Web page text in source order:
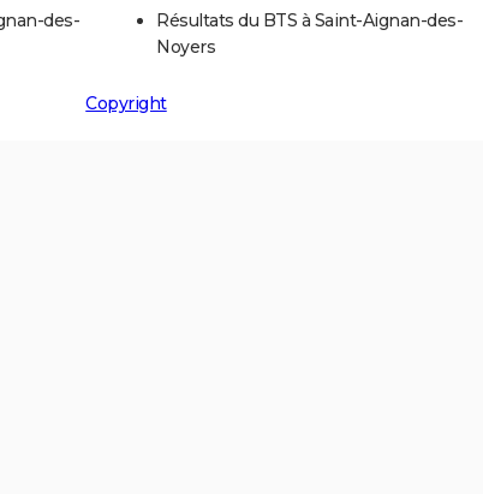
des-
Résultats du BTS à Saint-Aignan-des-
Noyers
Copyright